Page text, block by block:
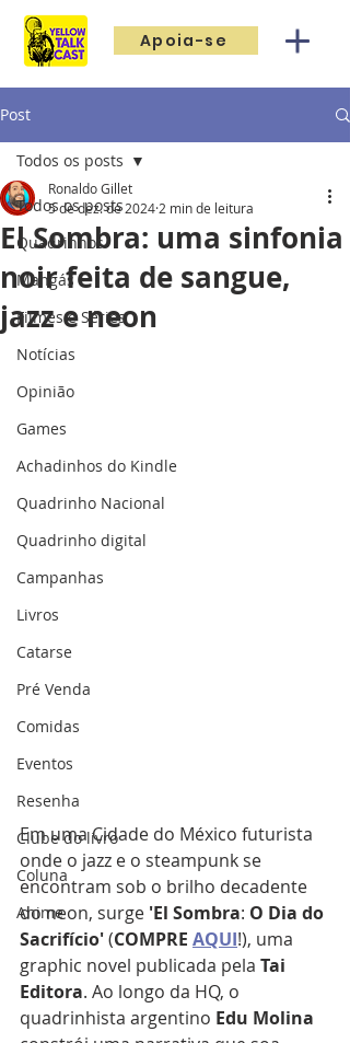
Apoia-se
Post
Todos os posts
Quadrinhos
Mangás
Filmes e Séries
Notícias
Opinião
Games
Achadinhos do Kindle
Quadrinho Nacional
Quadrinho digital
Campanhas
Livros
Catarse
Pré Venda
Comidas
Eventos
Resenha
Clube do livro
Coluna
Anime
Todos os posts
El Sombra: uma sinfonia
noir feita de sangue,
jazz e neon
Ronaldo Gillet
5 de dez. de 2024 2 min de leitura
Em uma Cidade do México futurista
onde o jazz e o steampunk se
encontram sob o brilho decadente
do neon, surge 'El Sombra: O Dia do
Sacrifício' (COMPRE AQUI!), uma
graphic novel publicada pela Tai
Editora. Ao longo da HQ, o
quadrinhista argentino Edu Molina